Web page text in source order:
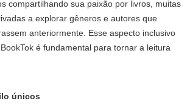
compartilhando sua paixão por livros, muitas
a explorar gêneros e autores que
anteriormente. Esse aspecto inclusivo
é fundamental para tornar a leitura
únicos